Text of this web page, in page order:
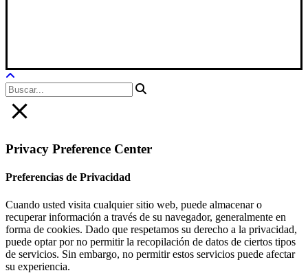
Privacy Preference Center
Preferencias de Privacidad
Cuando usted visita cualquier sitio web, puede almacenar o
recuperar información a través de su navegador, generalmente en
forma de cookies. Dado que respetamos su derecho a la privacidad,
puede optar por no permitir la recopilación de datos de ciertos tipos
de servicios. Sin embargo, no permitir estos servicios puede afectar
su experiencia.